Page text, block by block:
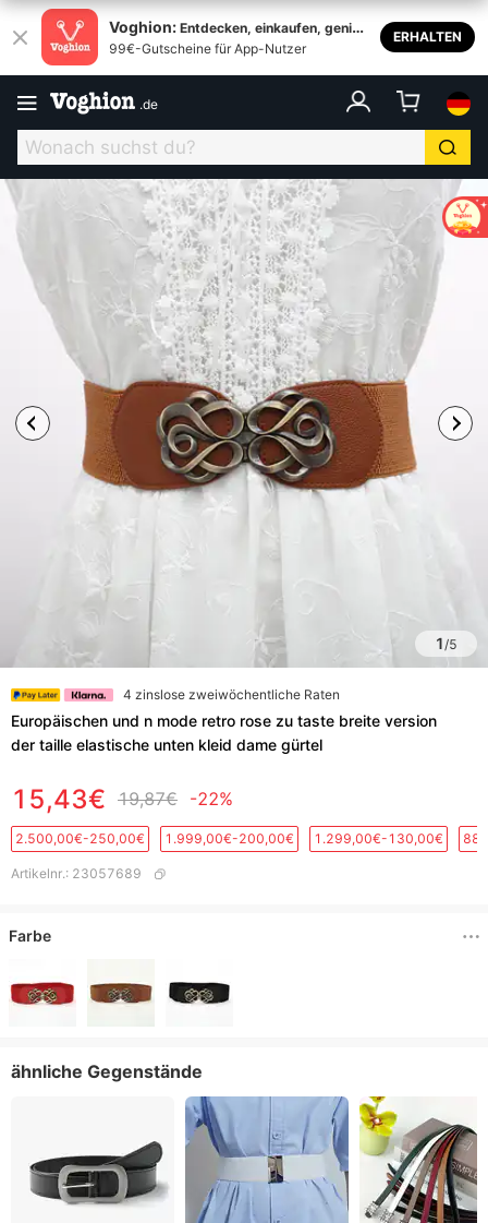
Voghion: Entdecken, einkaufen, genieß
en
99€-Gutscheine für App-Nutzer
ERHALTEN
.de
1/5
4 zinslose zweiwöchentliche Raten
Europäischen und n mode retro rose zu taste breite version
der taille elastische unten kleid dame gürtel
15,43€ 19,87€ -22%
2.500,00€-250,00€ 1.999,00€-200,00€ 1.299,00€-130,00€
Artikelnr.: 23057689
Farbe
ähnliche Gegenstände